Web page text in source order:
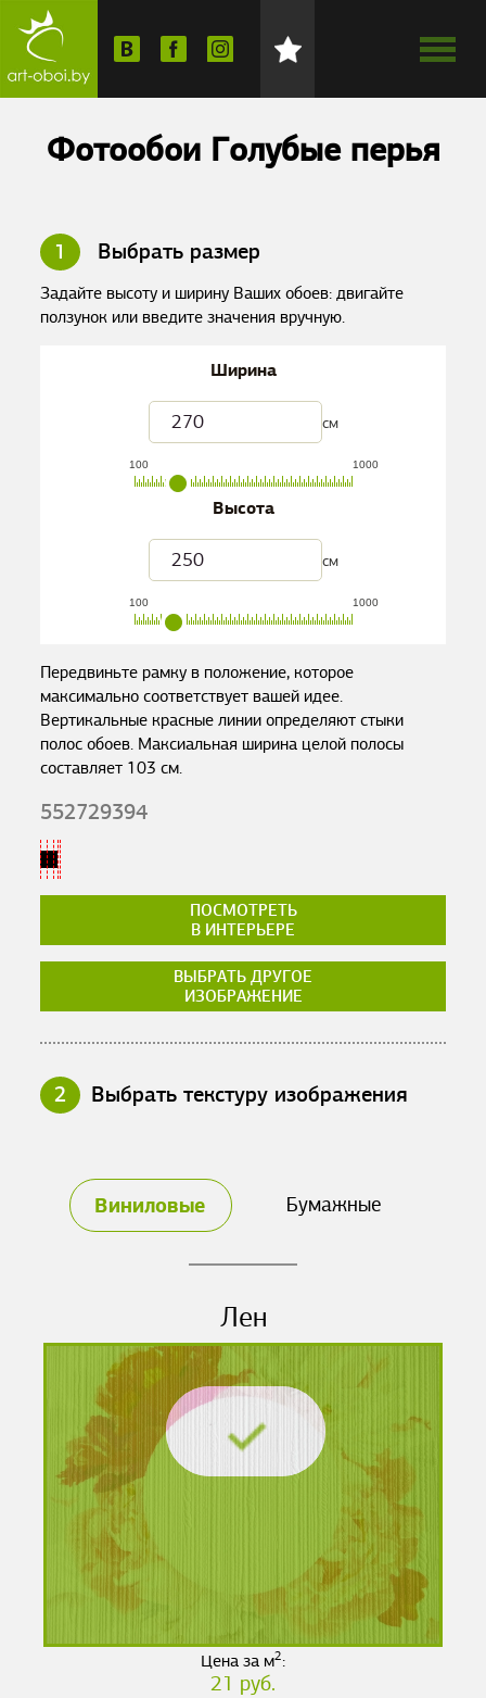
Фотообои Голубые перья
1 Выбрать размер
Задайте высоту и ширину Ваших обоев: двигайте
ползунок или введите значения вручную.
Ширина
см
100 1000
Высота
см
100 1000
Передвиньте рамку в положение, которое
максимально соответствует вашей идее.
Вертикальные красные линии определяют стыки
полос обоев. Максиальная ширина целой полосы
составляет 103 см.
552729394
ПОСМОТРЕТЬ
В ИНТЕРЬЕРЕ
ВЫБРАТЬ ДРУГОЕ
ИЗОБРАЖЕНИЕ
2 Выбрать текстуру изображения
Виниловые Бумажные
Лен
Цена за м2:
21 руб.